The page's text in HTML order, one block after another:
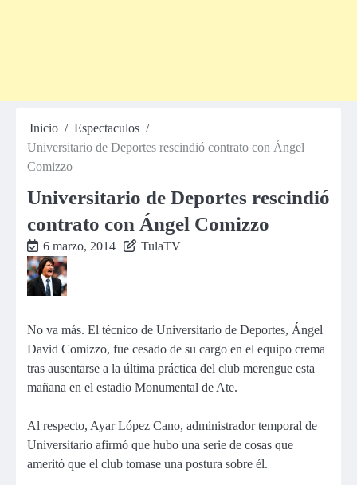
Inicio
Espectaculos
Universitario de Deportes rescindió contrato con Ángel
Comizzo
Universitario de Deportes rescindió
contrato con Ángel Comizzo
6 marzo, 2014 TulaTV
No va más. El técnico de Universitario de Deportes, Ángel
David Comizzo, fue cesado de su cargo en el equipo crema
tras ausentarse a la última práctica del club merengue esta
mañana en el estadio Monumental de Ate.
Al respecto, Ayar López Cano, administrador temporal de
Universitario afirmó que hubo una serie de cosas que
ameritó que el club tomase una postura sobre él.